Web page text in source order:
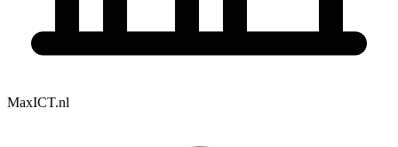
MaxICT.nl